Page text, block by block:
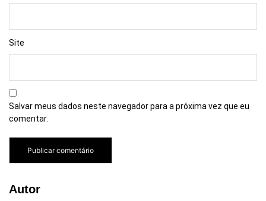
Site
Salvar meus dados neste navegador para a próxima vez que eu
comentar.
Autor